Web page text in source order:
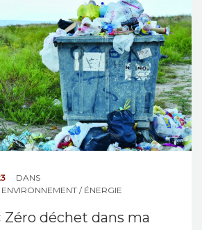
DANS
ENVIRONNEMENT / ÉNERGIE
Zéro déchet dans ma